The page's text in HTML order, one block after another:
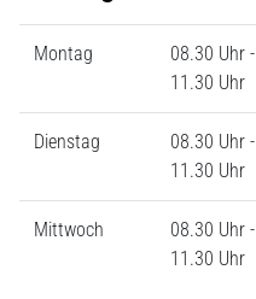
Montag
08.30 Uhr -
11.30 Uhr
Dienstag
08.30 Uhr -
11.30 Uhr
Mittwoch
08.30 Uhr -
11.30 Uhr